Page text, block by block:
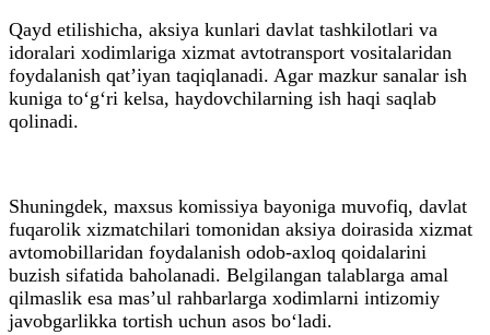
Qayd etilishicha, aksiya kunlari davlat tashkilotlari va
idoralari xodimlariga xizmat avtotransport vositalaridan
foydalanish qat’iyan taqiqlanadi. Agar mazkur sanalar ish
kuniga to‘g‘ri kelsa, haydovchilarning ish haqi saqlab
qolinadi.
Shuningdek, maxsus komissiya bayoniga muvofiq, davlat
fuqarolik xizmatchilari tomonidan aksiya doirasida xizmat
avtomobillaridan foydalanish odob-axloq qoidalarini
buzish sifatida baholanadi. Belgilangan talablarga amal
qilmaslik esa mas’ul rahbarlarga xodimlarni intizomiy
javobgarlikka tortish uchun asos bo‘ladi.